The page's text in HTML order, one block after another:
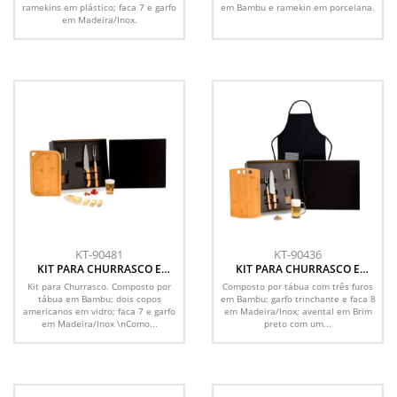
ramekins em plástico; faca 7 e garfo
em Madeira/Inox.
em Bambu e ramekin em porcelana.
KT-90481
KIT PARA CHURRASCO E
CERVEJA - 5 PÇS
Kit para Churrasco. Composto por
tábua em Bambu; dois copos
americanos em vidro; faca 7 e garfo
em Madeira/Inox \nComo...
KT-90436
KIT PARA CHURRASCO E
CERVEJA - 6 PÇS
Composto por tábua com três furos
em Bambu; garfo trinchante e faca 8
em Madeira/Inox; avental em Brim
preto com um...